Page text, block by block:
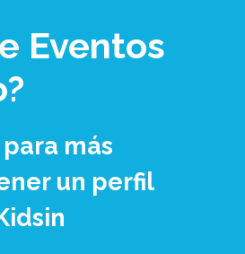
Eventos
más
un perfil